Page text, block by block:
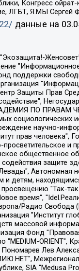
Конгресс
ЛГБТ, Я.МЫ Сергей
данные на
некоммерческая организация "Институт права и публичной политики", Баданин Роман Сергеевич, Гликин Максим Александрович, Железнова Мария Михайловна, Лукьянова Юлия Сергеевна, Маетная Елизавета Витальевна, Маняхин Петр Борисович, Чуракова Ольга Владимировна, Ярош Юлия Петровна, Юридическое лицо "The Insider SIA", зарегистрированное в Риге, Латвийская Республика (дата регистрации 26.06.2015), являющееся администратором доменного имени интернет-издания "The Insider SIA", https://theins.ru, Постернак Алексей Евгеньевич, Рубин Михаил Аркадьевич, Анин Роман Александрович, Юридическое лицо Istories fonds, зарегистрированное в Латвийской Республике (регистрационный номер 50008295751, дата регистрации 24.02.2020), Великовский Дмитрий Александрович, Долинина Ирина Николаевна, Мароховская Алеся Алексеевна, Шлейнов Роман Юрьевич, Шмагун Олеся Валентиновна, Общество с ограниченной ответственностью "Альтаир 2021", Общество с ограниченной ответственностью "Вега 2021", Общество с ограниченной ответственностью "Главный редактор 2021", Общество с ограниченной ответственностью "Ромашки монолит", Важенков Артем Валерьевич, Ивановская областная